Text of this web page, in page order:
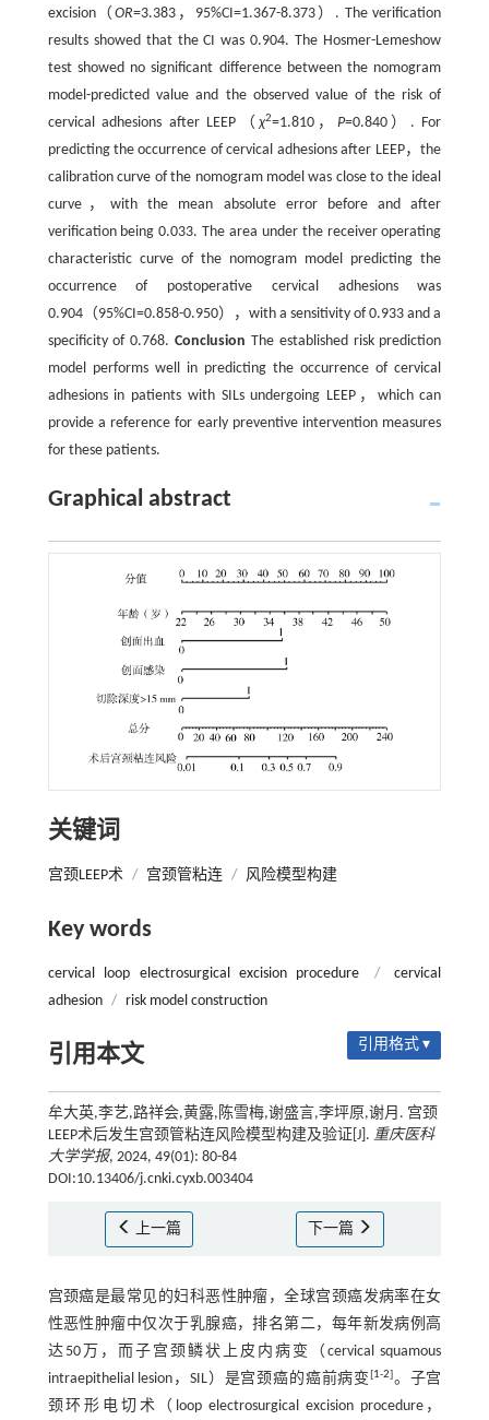
excision（OR=3.383，95%CI=1.367-8.373）. The verification
results showed that the CI was 0.904. The Hosmer-Lemeshow
test showed no significant difference between the nomogram
model-predicted value and the observed value of the risk of
cervical adhesions after LEEP（ χ2=1.810， P=0.840）. For
predicting the occurrence of cervical adhesions after LEEP，the
calibration curve of the nomogram model was close to the ideal
curve，with the mean absolute error before and after
verification being 0.033. The area under the receiver operating
characteristic curve of the nomogram model predicting the
occurrence of postoperative cervical adhesions was
0.904（95%CI=0.858-0.950），with a sensitivity of 0.933 and a
specificity of 0.768.Conclusion The established risk prediction
model performs well in predicting the occurrence of cervical
adhesions in patients with SILs undergoing LEEP，which can
provide a reference for early preventive intervention measures
for these patients.
Graphical abstract
关键词
宫颈LEEP术 / 宫颈管粘连 / 风险模型构建
Key words
cervical loop electrosurgical excision procedure /
cervical
adhesion / risk model construction
引用本文 引用格式 ▾
牟大英,李艺,路祥会,黄露,陈雪梅,谢盛言,李坪原,谢月. 宫颈
LEEP术后发生宫颈管粘连风险模型构建及验证[J]. 重庆医科
大学学报, 2024, 49(01): 80-84
DOI:10.13406/j.cnki.cyxb.003404
上一篇 下一篇
宫颈癌是最常见的妇科恶性肿瘤，全球宫颈癌发病率在女
性恶性肿瘤中仅次于乳腺癌，排名第二，每年新发病例高
达50万，而子宫颈鳞状上皮内病变（cervical squamous
intraepithelial lesion，SIL）是宫颈癌的癌前病变 [1-2]。子宫
颈环形电切术（loop electrosurgical excision procedure，